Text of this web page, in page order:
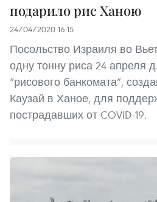
подарило рис Ханою
24/04/2020 16:15
Посольство Израиля во
одну тонну риса 24 апреля
“рисового банкомата”,
Каузай в Ханое, для
пострадавших от COVID-19.